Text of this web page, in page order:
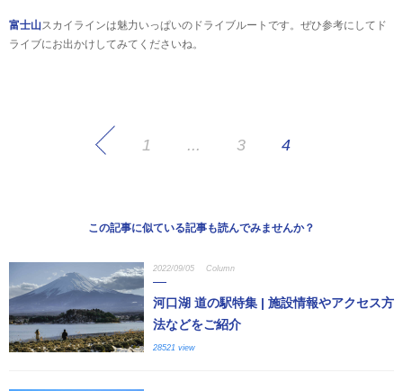
富士山スカイラインは魅力いっぱいのドライブルートです。ぜひ参考にしてド
ライブにお出かけしてみてくださいね。
1 ... 3 4
この記事に似ている記事も読んでみませんか？
2022/09/05 Column
河口湖 道の駅特集 | 施設情報やアクセス方
法などをご紹介
28521 view